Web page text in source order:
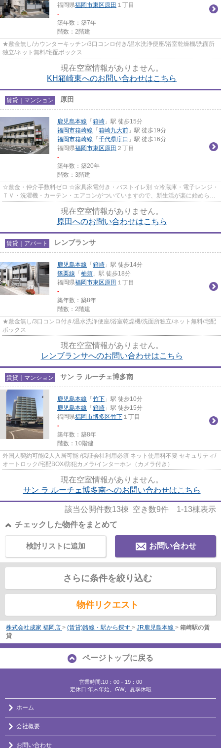
福岡県福岡市東区原田 １丁目
-
築年数：築7年
階数：2階建
★敷金無し/カウンターキッチン/3口コンロ付き/温水洗浄便座/浴室乾燥機/洗面所
独立/ネット無料/宅配ボックス
現在空室情報がありません。
KH箱崎東へのお問い合わせはこちら
賃貸｜マンション 原田
鹿児島本線 「 箱崎 」駅 徒歩15分
福岡市箱崎線 「 箱崎九大前 」駅 徒歩19分
福岡市箱崎線 「 千代県庁口 」駅 徒歩16分
福岡県福岡市東区原田 ２丁目
-
築年数：築20年
階数：3階建
☆敷金・仲介手数料ゼロ ☆家具家電付き・バストイレ別 ☆冷蔵庫・電子レンジ・
ＴＶ・洗濯機・カーテン・エアコンがついていますので、新生活が楽に始められ
現在空室情報がありません。
原田へのお問い合わせはこちら
賃貸｜アパート レンブランサ
鹿児島本線 「 箱崎 」駅 徒歩14分
篠栗線 「 柚須 」駅 徒歩18分
福岡県福岡市東区原田 １丁目
-
築年数：築8年
階数：2階建
★敷金無し/3口コンロ付き/温水洗浄便座/浴室乾燥機/洗面所独立/ネット無料/宅配
ボックス
現在空室情報がありません。
レンブランサへのお問い合わせはこちら
賃貸｜マンション サン ラ ルーチェ博多南
鹿児島本線 「 竹下 」駅 徒歩10分
鹿児島本線 「 箱崎 」駅 徒歩15分
福岡県福岡市博多区竹下 １丁目
-
築年数：築8年
階数：10階建
外国人契約可能/2人入居可能 /保証会社利用必須 ネット使用料不要 セキュリティ/
オートロック/宅配BOX/防犯カメラ/インターホン（カメラ付き）
現在空室情報がありません。
サン ラ ルーチェ博多南へのお問い合わせはこちら
該当公開件数13棟 空き数9件 1-13棟表示
チェックした物件をまとめて
お問い合わせ
検討リストに追加
さらに条件を絞り込む
物件リクエスト
株式会社成家 福岡店 > (賃貸)路線・駅から探す > JR鹿児島本線 > 箱崎駅の賃
貸
ページトップに戻る
営業時間:10：00－19：00
定休日:年末年始、GW、夏季休暇
ホーム
会社概要
お問い合わせ